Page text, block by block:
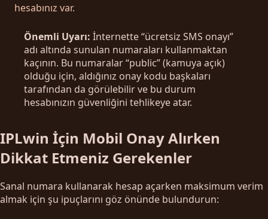
hesabınız var.
Önemli Uyarı: İnternette “ücretsiz SMS onayı”
adı altında sunulan numaraları kullanmaktan
kaçının. Bu numaralar “public” (kamuya açık)
olduğu için, aldığınız onay kodu başkaları
tarafından da görülebilir ve bu durum
hesabınızın güvenliğini tehlikeye atar.
IPLwin İçin Mobil Onay Alırken
Dikkat Etmeniz Gerekenler
Sanal numara kullanarak hesap açarken maksimum verim
almak için şu ipuçlarını göz önünde bulundurun: